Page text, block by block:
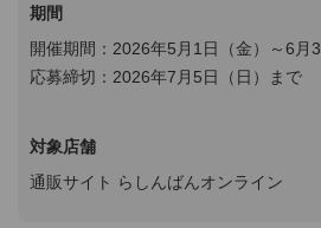
期間
開催期間：2026年5月1日（金）～6月
応募締切：2026年7月5日（日）まで
対象店舗
通販サイト らしんばんオンライン